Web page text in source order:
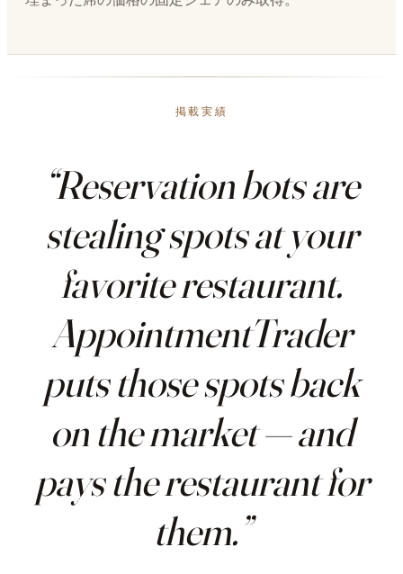
掲載実績
“Reservation bots are
stealing spots at your
favorite restaurant.
AppointmentTrader
puts those spots back
on the market — and
pays the restaurant for
them.”